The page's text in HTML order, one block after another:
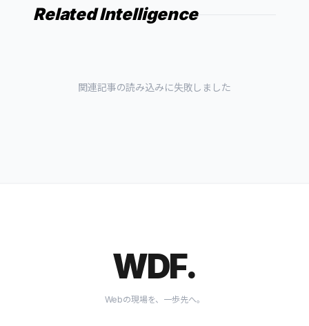
Related Intelligence
関連記事の読み込みに失敗しました
WDF.
Webの現場を、一歩先へ。